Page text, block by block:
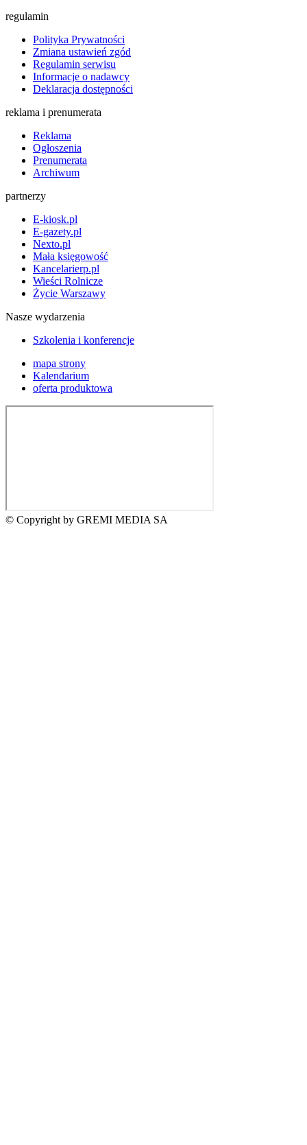
regulamin
Polityka Prywatności
Zmiana ustawień zgód
Regulamin serwisu
Informacje o nadawcy
Deklaracja dostępności
reklama i prenumerata
Reklama
Ogłoszenia
Prenumerata
Archiwum
partnerzy
E-kiosk.pl
E-gazety.pl
Nexto.pl
Mała księgowość
Kancelarierp.pl
Wieści Rolnicze
Życie Warszawy
Nasze wydarzenia
Szkolenia i konferencje
mapa strony
Kalendarium
oferta produktowa
© Copyright by GREMI MEDIA SA